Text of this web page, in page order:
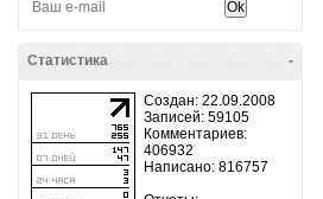
-
Статистика
Создан: 22.09.2008
Записей: 59105
Комментариев:
406932
Написано: 816757